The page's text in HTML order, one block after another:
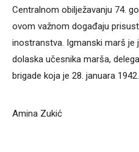
Centralnom obilježavanju 74.
ovom važnom događaju
inostranstva. Igmanski marš je
dolaska učesnika marša,
brigade koja je 28. januara
Amina Zukić